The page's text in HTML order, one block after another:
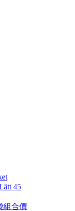
45
組合價